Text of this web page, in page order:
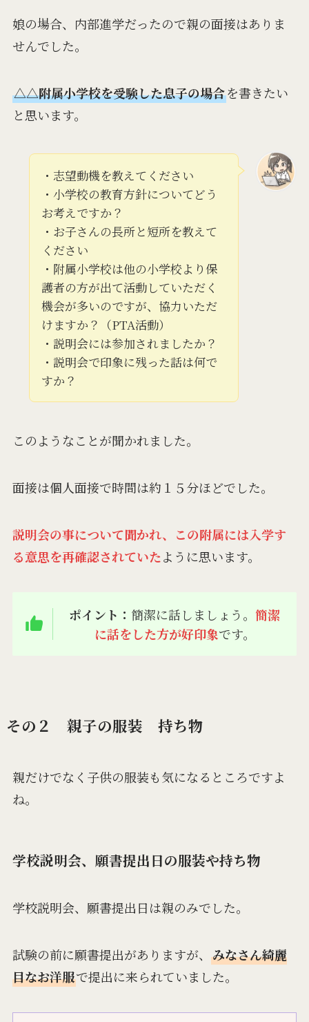
娘の場合、内部進学だったので親の面接はありま
せんでした。
△△附属小学校を受験した息子の場合を書きたい
と思います。
・志望動機を教えてください
・小学校の教育方針についてどう
お考えですか？
・お子さんの長所と短所を教えて
ください
・附属小学校は他の小学校より保
護者の方が出て活動していただく
機会が多いのですが、協力いただ
けますか？（PTA活動）
・説明会には参加されましたか？
・説明会で印象に残った話は何で
すか？
このようなことが聞かれました。
面接は個人面接で時間は約１５分ほどでした。
説明会の事について聞かれ、この附属には入学す
る意思を再確認されていたように思います。
ポイント： 簡潔に話しましょう。簡潔
に話をした方が好印象です。
その２ 親子の服装 持ち物
親だけでなく子供の服装も気になるところですよ
ね。
学校説明会、願書提出日の服装や持ち物
学校説明会、願書提出日は親のみでした。
試験の前に願書提出がありますが、 みなさん綺麗
目なお洋服で提出に来られていました。